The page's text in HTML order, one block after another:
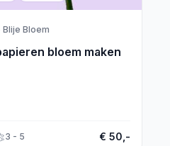
Blije Bloem
bloem maken
3 - 5 € 50,-